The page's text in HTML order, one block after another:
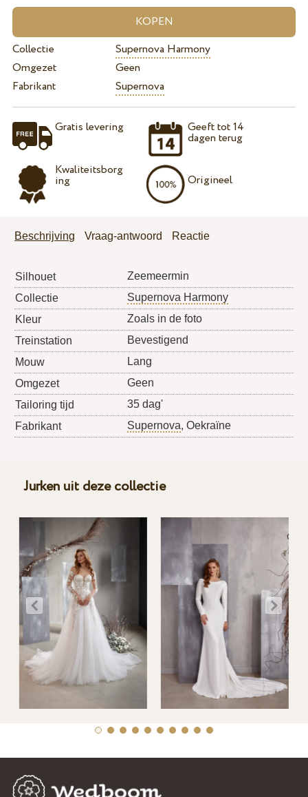
Collectie
Supernova Harmony
Omgezet
Geen
Fabrikant
Supernova
Gratis levering
Kwaliteitsborg
ing
Geeft tot 14
dagen terug
Origineel
Beschrijving Vraag-antwoord Reactie
Silhouet
Zeemeermin
Collectie
Supernova Harmony
Kleur
Zoals in de foto
Treinstation
Bevestigend
Mouw
Lang
Omgezet
Geen
Tailoring tijd
35 dag'
Fabrikant
Supernova, Oekraïne
Jurken uit deze collectie